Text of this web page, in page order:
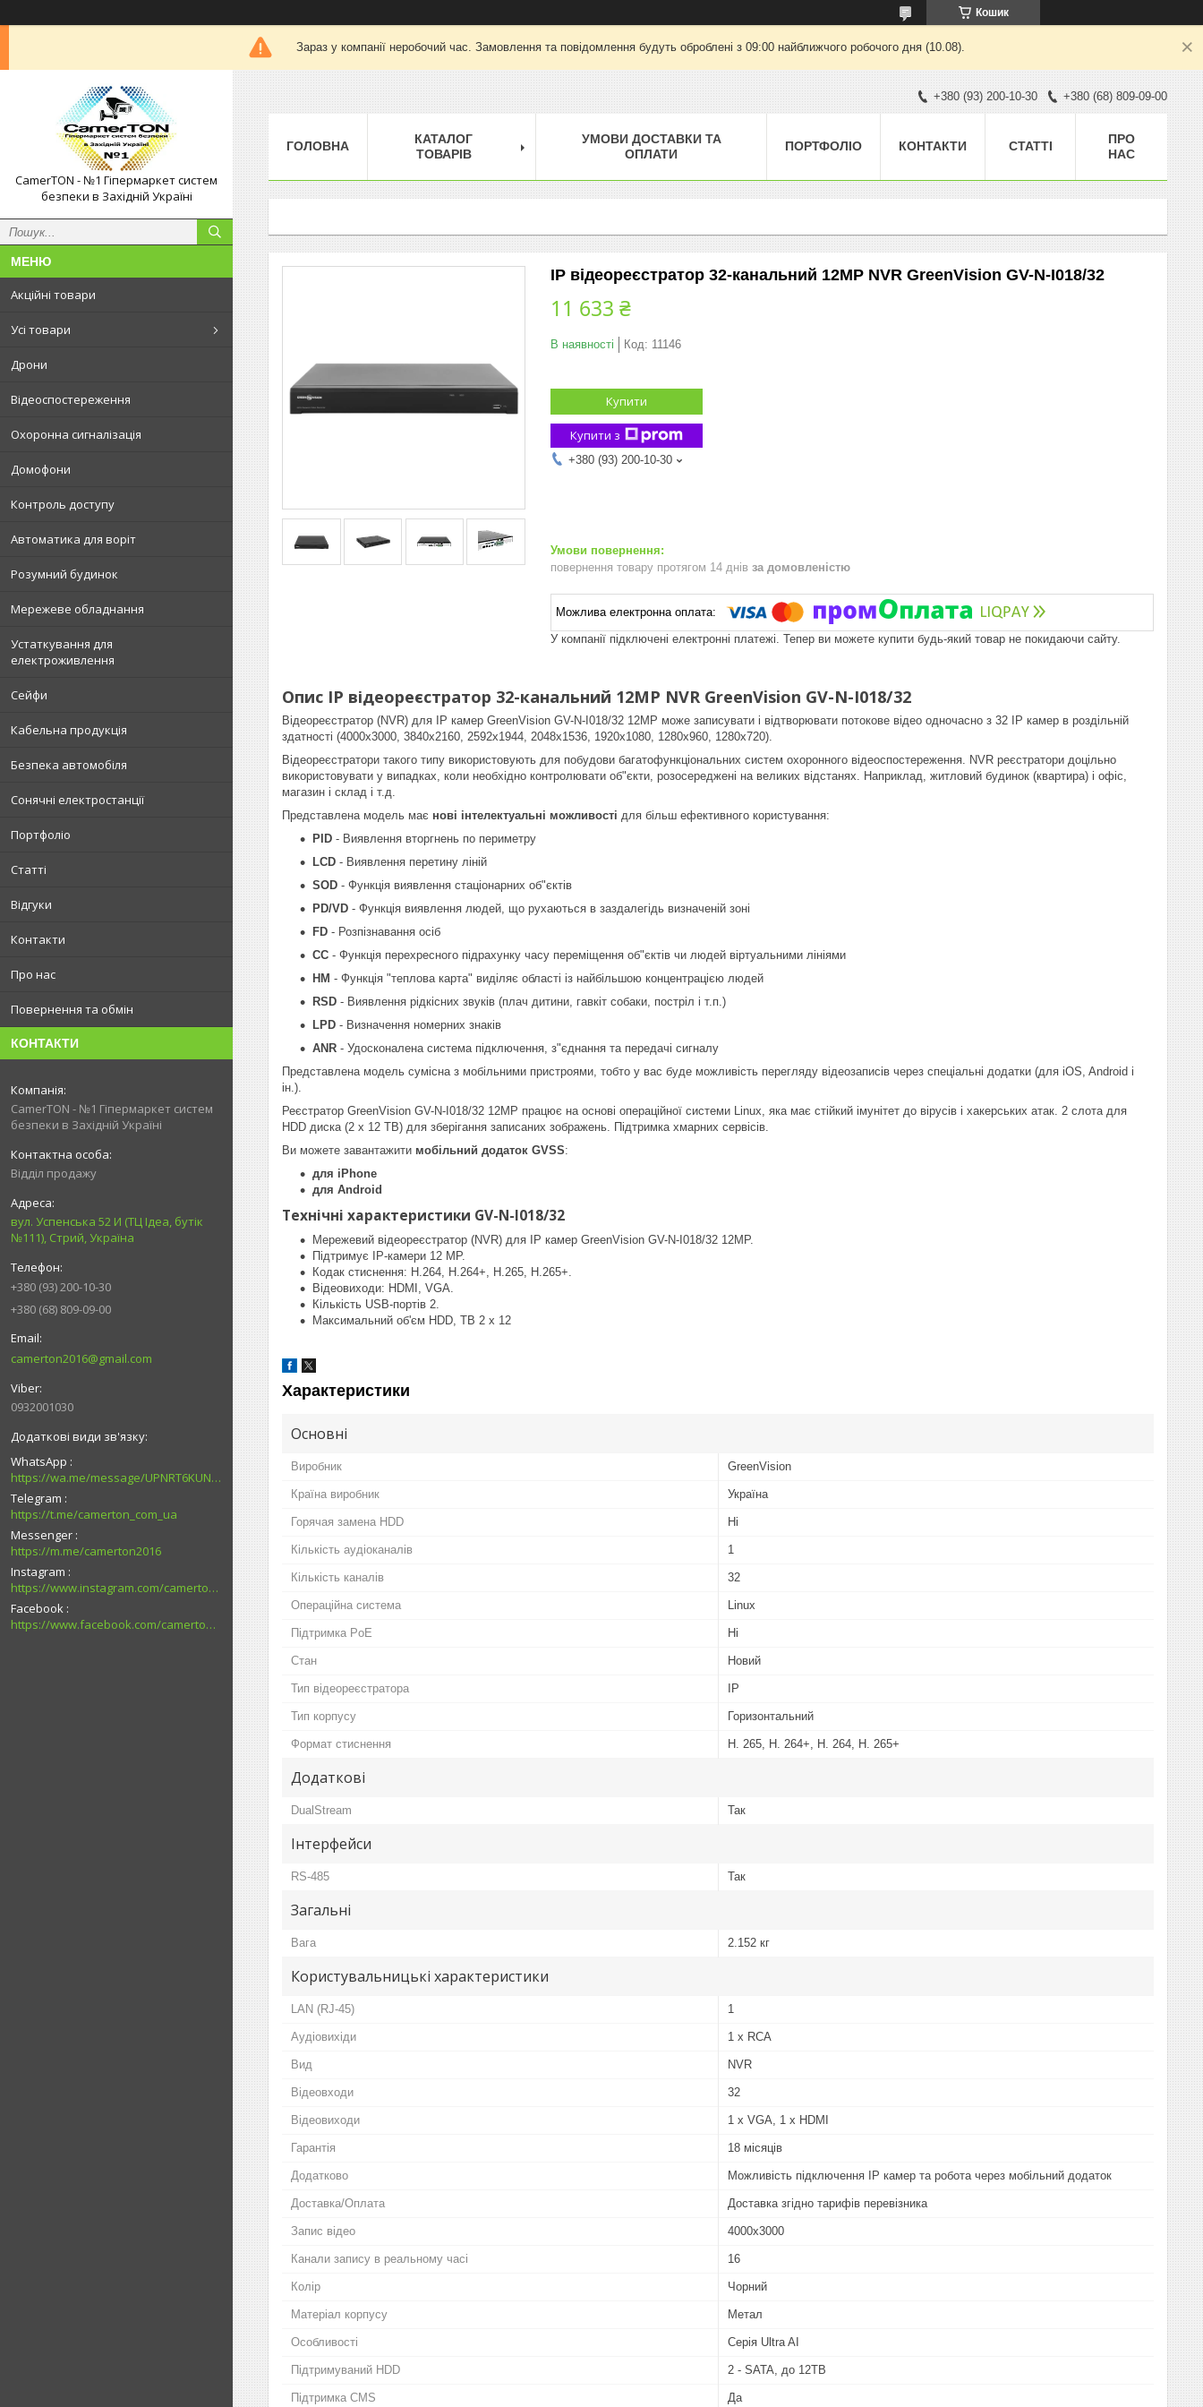
Кошик
Зараз у компанії неробочий час. Замовлення та повідомлення будуть оброблені з 09:00 найближчого робочого дня (10.08).
CamerTON - №1 Гіпермаркет систем
безпеки в Західній Україні
Акційні товари
Усі товари
Дрони
Відеоспостереження
Охоронна сигналізація
Домофони
Контроль доступу
Автоматика для воріт
Розумний будинок
Мережеве обладнання
Устаткування для
електроживлення
Сейфи
Кабельна продукція
Безпека автомобіля
Сонячні електростанції
Портфоліо
Статті
Відгуки
Контакти
Про нас
Повернення та обмін
КОНТАКТИ
CamerTON - №1 Гіпермаркет систем
безпеки в Західній Україні
Відділ продажу
вул. Успенська 52 И (ТЦ Ідеа, бутік
№111), Стрий, Україна
+380 (93) 200-10-30
+380 (68) 809-09-00
camerton2016@gmail.com
0932001030
WhatsApp
https://wa.me/message/UPNRT6KUNTSOH1
Telegram
https://t.me/camerton_com_ua
Messenger
https://m.me/camerton2016
Instagram
https://www.instagram.com/camerton.com.ua
Facebook
https://www.facebook.com/camerton2016
+380 (93) 200-10-30 +380 (68) 809-09-00
ГОЛОВНА
КАТАЛОГ
ТОВАРІВ
УМОВИ ДОСТАВКИ ТА
ОПЛАТИ
ПОРТФОЛІО КОНТАКТИ СТАТТІ
ПРО
НАС
IP відеореєстратор 32-канальний 12MP NVR GreenVision GV-N-I018/32
11 633 ₴
В наявності Код: 11146
Купити
Купити з
+380 (93) 200-10-30
повернення товару протягом 14 днів за домовленістю
У компанії підключені електронні платежі. Тепер ви можете купити будь-який товар не покидаючи сайту.
Опис IP відеореєстратор 32-канальний 12MP NVR GreenVision GV-N-I018/32
Відеореєстратор (NVR) для IP камер GreenVision GV-N-I018/32 12MP може записувати і відтворювати потокове відео одночасно з 32 IP камер в роздільній
здатності (4000х3000, 3840х2160, 2592x1944, 2048x1536, 1920x1080, 1280x960, 1280x720).
Відеореєстратори такого типу використовують для побудови багатофункціональних систем охоронного відеоспостереження. NVR реєстратори доцільно
використовувати у випадках, коли необхідно контролювати об"єкти, розосереджені на великих відстанях. Наприклад, житловий будинок (квартира) і офіс,
магазин і склад і т.д.
Представлена модель має нові інтелектуальні можливості для більш ефективного користування:
PID - Виявлення вторгнень по периметру
LCD - Виявлення перетину ліній
SOD - Функція виявлення стаціонарних об"єктів
PD/VD - Функція виявлення людей, що рухаються в заздалегідь визначеній зоні
FD - Розпізнавання осіб
CC - Функція перехресного підрахунку часу переміщення об"єктів чи людей віртуальними лініями
HM - Функція "теплова карта" виділяє області із найбільшою концентрацією людей
RSD - Виявлення рідкісних звуків (плач дитини, гавкіт собаки, постріл і т.п.)
LPD - Визначення номерних знаків
ANR - Удосконалена система підключення, з"єднання та передачі сигналу
Представлена модель сумісна з мобільними пристроями, тобто у вас буде можливість перегляду відеозаписів через спеціальні додатки (для iOS, Android і
ін.).
Реєстратор GreenVision GV-N-I018/32 12MP працює на основі операційної системи Linux, яка має стійкий імунітет до вірусів і хакерських атак. 2 слота для
HDD диска (2 х 12 ТВ) для зберігання записаних зображень. Підтримка хмарних сервісів.
Ви можете завантажити мобільний додаток GVSS:
для iPhone
для Android
Технічні характеристики GV-N-I018/32
Мережевий відеореєстратор (NVR) для IP камер GreenVision GV-N-I018/32 12MP.
Підтримує IP-камери 12 MP.
Кодак стиснення: H.264, H.264+, H.265, H.265+.
Відеовиходи: HDMI, VGA.
Кількість USB-портів 2.
Максимальний об'єм HDD, TB 2 х 12
Характеристики
Основні
Виробник GreenVision
Країна виробник Україна
Горячая замена HDD Ні
Кількість аудіоканалів 1
Кількість каналів 32
Операційна система Linux
Підтримка PoE Ні
Стан Новий
Тип відеореєстратора IP
Тип корпусу Горизонтальний
Формат стиснення H. 265, H. 264+, H. 264, H. 265+
Додаткові
DualStream Так
Інтерфейси
RS-485 Так
Загальні
Вага 2.152 кг
Користувальницькі характеристики
LAN (RJ-45) 1
Аудіовихіди 1 x RCA
Вид NVR
Відеовходи 32
Відеовиходи 1 x VGA, 1 x HDMI
Гарантія 18 місяців
Додатково Можливість підключення IP камер та робота через мобільний додаток
Доставка/Оплата Доставка згідно тарифів перевізника
Запис відео 4000х3000
Канали запису в реальному часі 16
Колір Чорний
Матеріал корпусу Метал
Особливості Серія Ultra AI
Підтримуваний HDD 2 - SATA, до 12TB
Підтримка CMS Да